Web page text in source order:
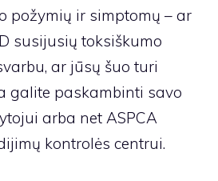
požymių ir simptomų – ​​ar
susijusių toksiškumo
ar jūsų šuo turi
galite paskambinti savo
arba net ASPCA
kontrolės centrui.